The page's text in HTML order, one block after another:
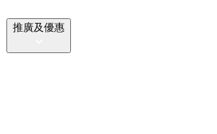
推廣及優惠